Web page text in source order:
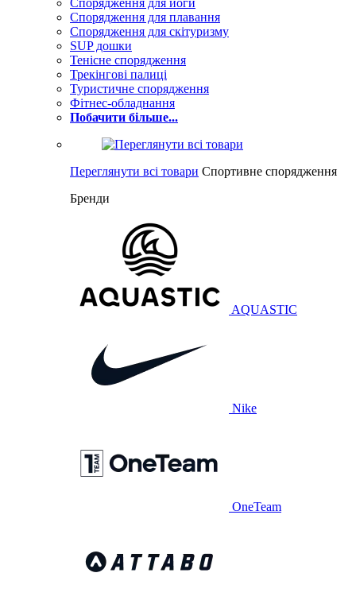
Спорядження для йоги
Спорядження для плавання
Спорядження для скітуризму
SUP дошки
Тенісне спорядження
Трекінгові палиці
Туристичне спорядження
Фітнес-обладнання
Побачити більше...
Переглянути всі товари Спортивне спорядження
Бренди
AQUASTIC
Nike
OneTeam